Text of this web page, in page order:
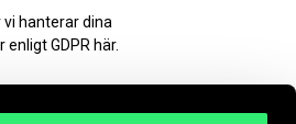
vi hanterar dina
GDPR här.